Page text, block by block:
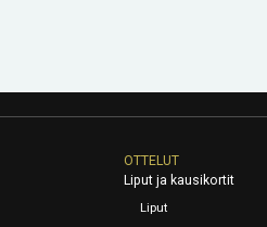
OTTELUT
Liput ja kausikortit
Liput